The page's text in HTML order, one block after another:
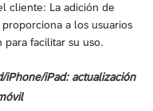
cliente: La adición de
proporciona a los usuarios
para facilitar su uso.
iPhone/iPad: actualización